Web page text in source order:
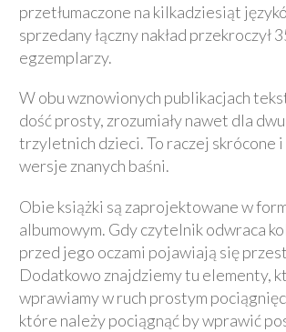
przetłumaczone na kilkadziesiąt
sprzedany łączny nakład przekroczył
egzemplarzy.
W obu wznowionych publikacjach
dość prosty, zrozumiały nawet dla
trzyletnich dzieci. To raczej skrócone
wersje znanych baśni.
Obie książki są zaprojektowane w
albumowym. Gdy czytelnik odwraca
przed jego oczami pojawiają się
Dodatkowo znajdziemy tu elementy,
wprawiamy w ruch prostym
które należy pociągnąć by wprawić